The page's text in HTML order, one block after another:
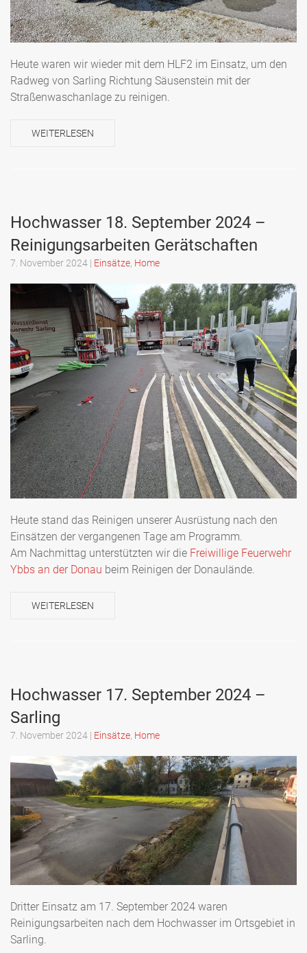
Heute waren wir wieder mit dem HLF2 im Einsatz, um den
Radweg von Sarling Richtung Säusenstein mit der
Straßenwaschanlage zu reinigen.
WEITERLESEN
Hochwasser 18. September 2024 –
Reinigungsarbeiten Gerätschaften
7. November 2024 | Einsätze Home
Heute stand das Reinigen unserer Ausrüstung nach den
Einsätzen der vergangenen Tage am Programm.
Am Nachmittag unterstützten wir die Freiwillige Feuerwehr
Ybbs an der Donau beim Reinigen der Donaulände.
WEITERLESEN
Hochwasser 17. September 2024 –
Sarling
7. November 2024 | Einsätze Home
Dritter Einsatz am 17. September 2024 waren
Reinigungsarbeiten nach dem Hochwasser im Ortsgebiet in
Sarling.